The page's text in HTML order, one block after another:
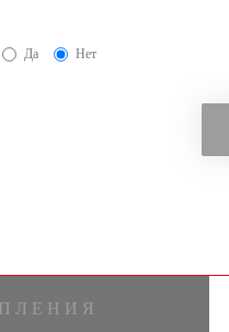
Да Нет